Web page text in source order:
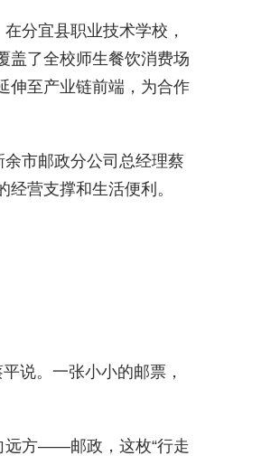
分宜县职业技术学校，
盖了全校师生餐饮消费场
伸至产业链前端，为合作
余市邮政分公司总经理蔡
营支撑和生活便利。
说。一张小小的邮票，
远方——邮政，这枚“行走